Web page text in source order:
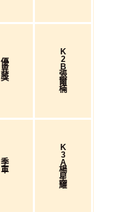
優
異
獎
K
2
B
張
爾
楠
季
軍
K
3
A
楊
星
耀